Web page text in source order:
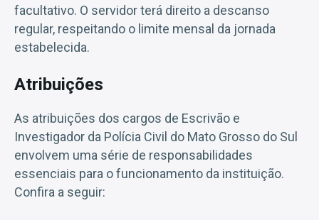
facultativo. O servidor terá direito a descanso
regular, respeitando o limite mensal da jornada
estabelecida.
Atribuições
As atribuições dos cargos de Escrivão e
Investigador da Polícia Civil do Mato Grosso do Sul
envolvem uma série de responsabilidades
essenciais para o funcionamento da instituição.
Confira a seguir: